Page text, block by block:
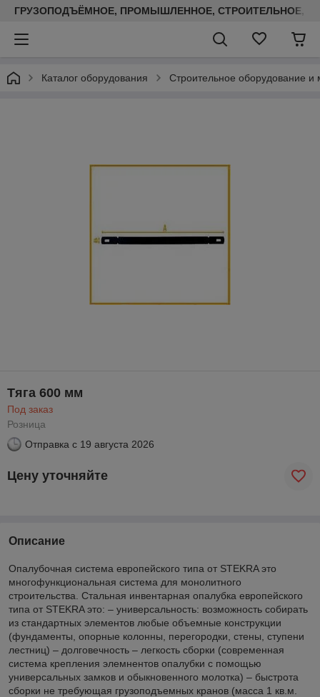
ГРУЗОПОДЪЁМНОЕ, ПРОМЫШЛЕННОЕ, СТРОИТЕЛЬНОЕ,
Каталог оборудования Строительное оборудование и
Тяга 600 мм
Под заказ
Розница
Отправка с 19 августа 2026
Цену уточняйте
Описание
Опалубочная система европейского типа от STEKRA это
многофункциональная система для монолитного
строительства. Стальная инвентарная опалубка европейского
типа от STEKRA это: – универсальность: возможность собирать
из стандартных элементов любые объемные конструкции
(фундаменты, опорные колонны, перегородки, стены, ступени
лестниц) – долговечность – легкость сборки (современная
система крепления элемнентов опалубки с помощью
универсальных замков и обыкновенного молотка) – быстрота
сборки не требующая грузоподъемных кранов (масса 1 кв.м.